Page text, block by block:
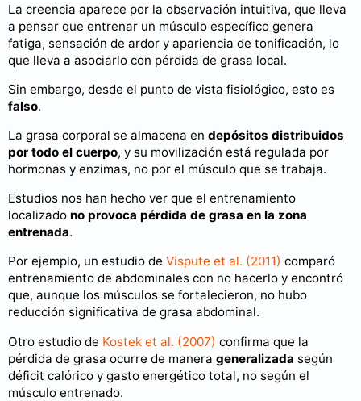
La creencia aparece por la observación intuitiva, que lleva
a pensar que entrenar un músculo específico genera
fatiga, sensación de ardor y apariencia de tonificación, lo
que lleva a asociarlo con pérdida de grasa local.
Sin embargo, desde el punto de vista fisiológico, esto es
falso.
La grasa corporal se almacena en depósitos distribuidos
por todo el cuerpo, y su movilización está regulada por
hormonas y enzimas, no por el músculo que se trabaja.
Estudios nos han hecho ver que el entrenamiento
localizado no provoca pérdida de grasa en la zona
entrenada.
Por ejemplo, un estudio de Vispute et al. (2011) comparó
entrenamiento de abdominales con no hacerlo y encontró
que, aunque los músculos se fortalecieron, no hubo
reducción significativa de grasa abdominal.
Otro estudio de Kostek et al. (2007) confirma que la
pérdida de grasa ocurre de manera generalizada según
déficit calórico y gasto energético total, no según el
músculo entrenado.